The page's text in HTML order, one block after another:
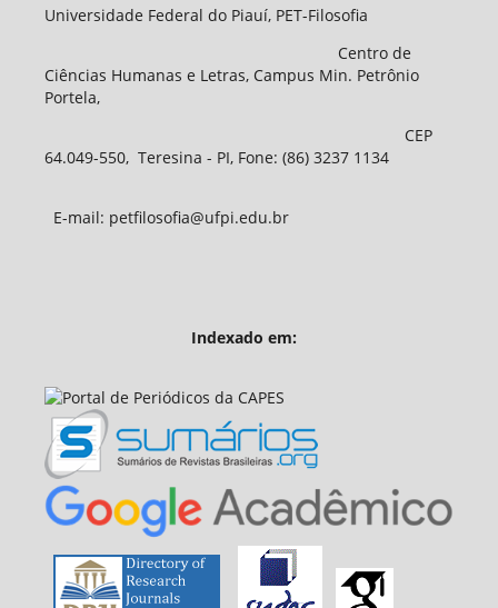
Universidade Federal do Piauí, PET-Filosofia
Centro de
Ciências Humanas e Letras, Campus Min. Petrônio
Portela,
CEP
64.049-550, Teresina - PI, Fone: (86) 3237 1134
E-mail: petfilosofia@ufpi.edu.br
Indexado em: